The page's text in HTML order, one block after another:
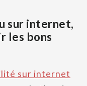
sur internet,
les bons
sur internet